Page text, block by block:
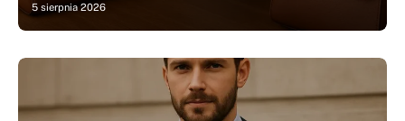
5 sierpnia 2026